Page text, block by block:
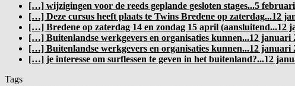
[…] wijzigingen voor de reeds geplande gesloten stages...5
[…] Deze cursus heeft plaats te Twins Bredene op zaterdag...12
[…] Bredene op zaterdag 14 en zondag 15 april (aansluitend...12
[…] Buitenlandse werkgevers en organisaties kunnen...12 januari
[…] Buitenlandse werkgevers en organisaties kunnen...12 januari
[…] je interesse om surflessen te geven in het buitenland?...12
Tags